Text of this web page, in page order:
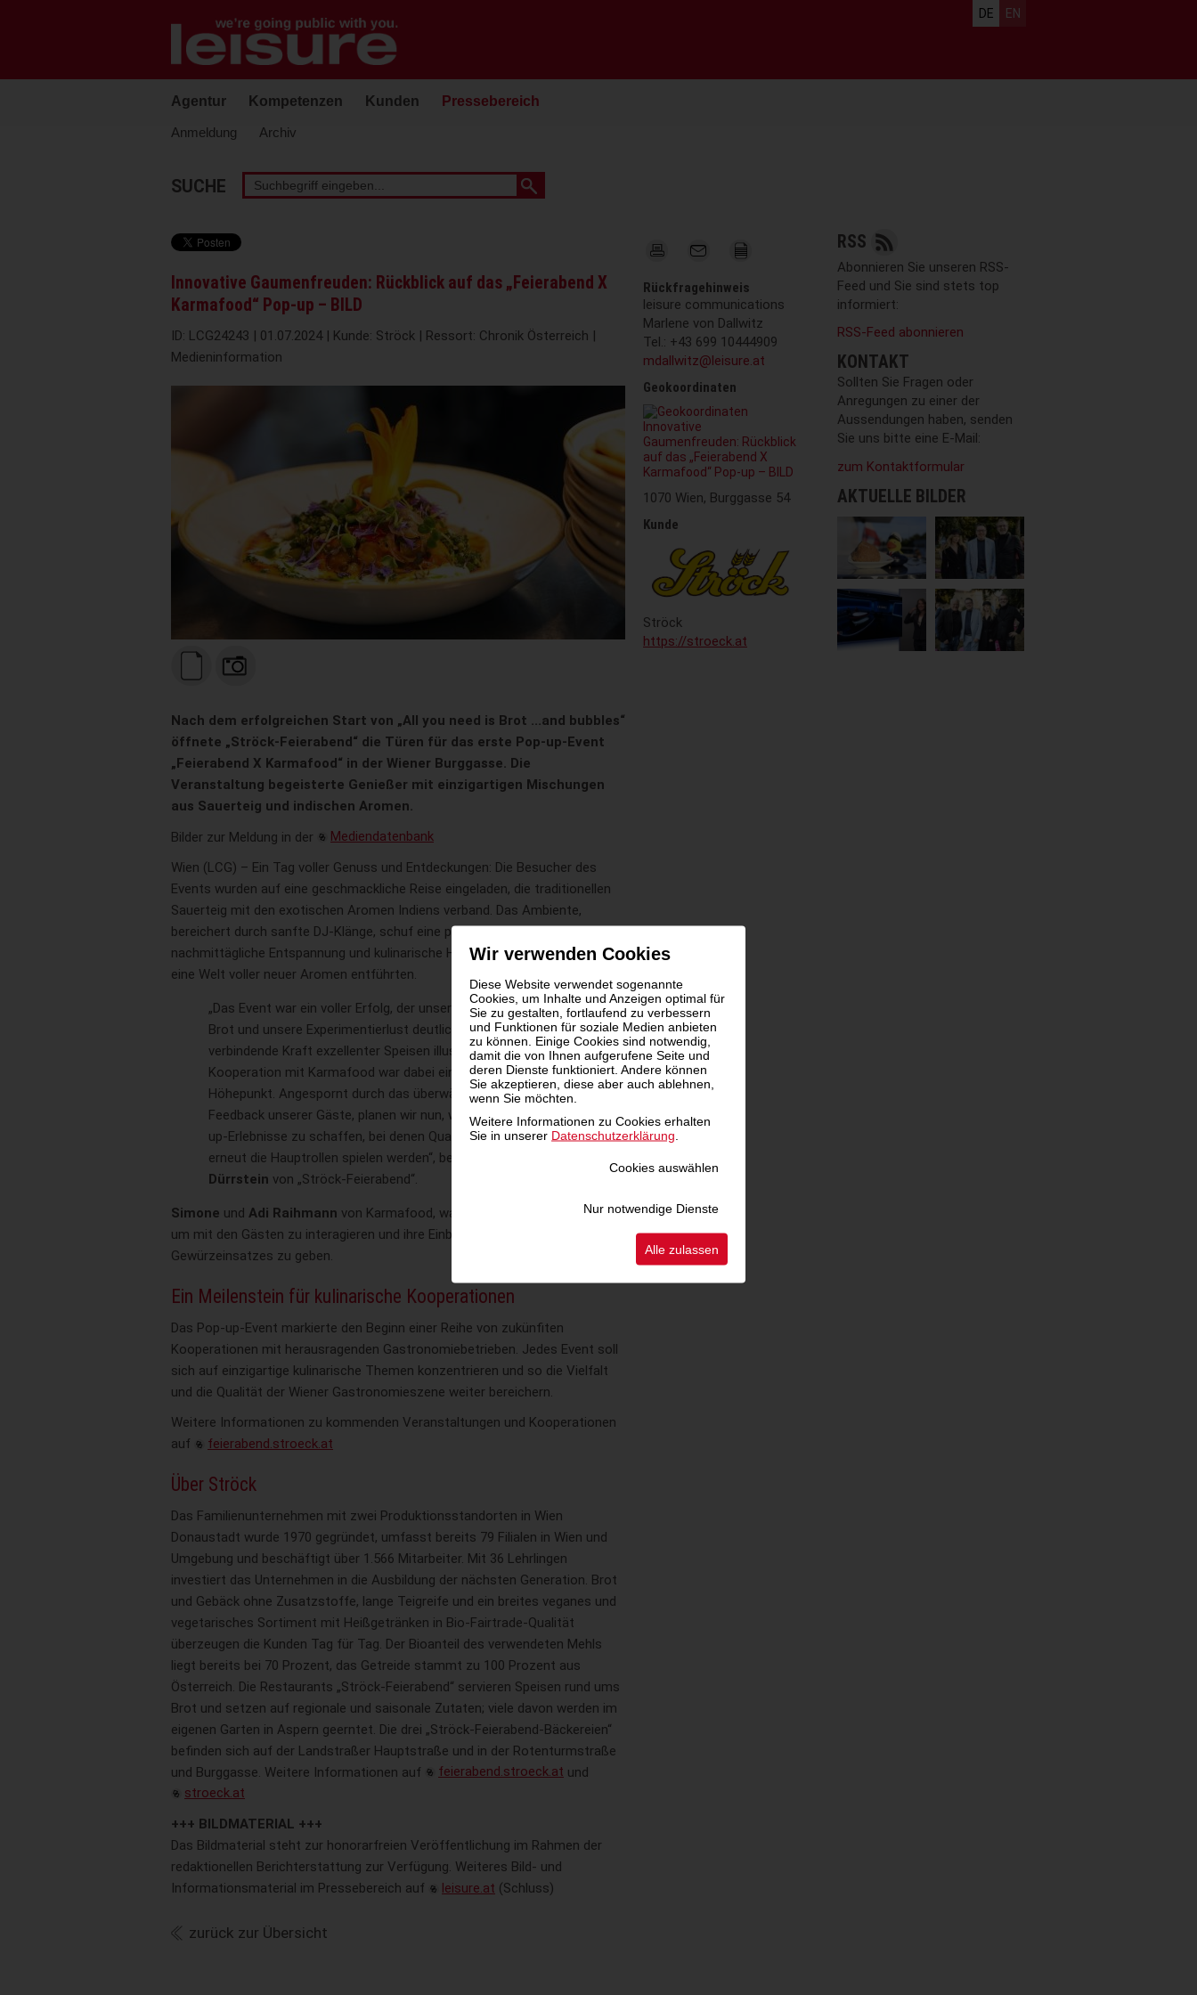
Wir verwenden Cookies
Diese Website verwendet sogenannte
Cookies, um Inhalte und Anzeigen optimal für
Sie zu gestalten, fortlaufend zu verbessern
und Funktionen für soziale Medien anbieten
zu können. Einige Cookies sind notwendig,
damit die von Ihnen aufgerufene Seite und
deren Dienste funktioniert. Andere können
Sie akzeptieren, diese aber auch ablehnen,
wenn Sie möchten.
Weitere Informationen zu Cookies erhalten
Sie in unserer Datenschutzerklärung
Cookies auswählen
Nur notwendige Dienste
Alle zulassen
Bedienung
der
Webseite
Sprachauswahl
DE EN
Agentur Kompetenzen Kunden Pressebereich
Anmeldung Archiv
Stichwortsuche
SUCHE
Innovative Gaumenfreuden: Rückblick auf das „Feierabend X
Karmafood“ Pop-up – BILD
ID: LCG24243 | 01.07.2024 | Kunde: Ströck | Ressort: Chronik Österreich |
Medieninformation
Nach dem erfolgreichen Start von „All you need is Brot ...and bubbles“
öffnete „Ströck-Feierabend“ die Türen für das erste Pop-up-Event
„Feierabend X Karmafood“ in der Wiener Burggasse. Die
Veranstaltung begeisterte Genießer mit einzigartigen Mischungen
aus Sauerteig und indischen Aromen.
Bilder zur Meldung in der
Mediendatenbank
Wien (LCG) – Ein Tag voller Genuss und Entdeckungen: Die Besucher des
Events wurden auf eine geschmackliche Reise eingeladen, die traditionellen
Sauerteig mit den exotischen Aromen Indiens verband. Das Ambiente,
bereichert durch sanfte DJ-Klänge, schuf eine perfekte Kulisse für eine
nachmittägliche Entspannung und kulinarische Höhepunkte, die die Gäste in
eine Welt voller neuer Aromen entführten.
„Das Event war ein voller Erfolg, der unsere Begeisterung für
Brot und unsere Experimentierlust deutlich machte, sowie die
verbindende Kraft exzellenter Speisen illustrierte. Die
Kooperation mit Karmafood war dabei ein besonderer
Höhepunkt. Angespornt durch das überwältigend positive
Feedback unserer Gäste, planen wir nun, weitere innovative Pop-
up-Erlebnisse zu schaffen, bei denen Qualität und Kreativität
erneut die Hauptrollen spielen werden“, berichtet
Dürrstein von „Ströck-Feierabend“.
Simone und Adi Raihmann von Karmafood, waren persönlich anwesend,
um mit den Gästen zu interagieren und ihre Einblicke in die Kunst des
Gewürzeinsatzes zu geben.
Ein Meilenstein für kulinarische Kooperationen
Das Pop-up-Event markierte den Beginn einer Reihe von zukünfiten
Kooperationen mit herausragenden Gastronomiebetrieben. Jedes Event soll
sich auf einzigartige kulinarische Themen konzentrieren und so die Vielfalt
und die Qualität der Wiener Gastronomieszene weiter bereichern.
Weitere Informationen zu kommenden Veranstaltungen und Kooperationen
auf
feierabend.stroeck.at
Über Ströck
Das Familienunternehmen mit zwei Produktionsstandorten in Wien
Donaustadt wurde 1970 gegründet, umfasst bereits 79 Filialen in Wien und
Umgebung und beschäftigt über 1.566 Mitarbeiter. Mit 36 Lehrlingen
investiert das Unternehmen in die Ausbildung der nächsten Generation. Brot
und Gebäck ohne Zusatzstoffe, lange Teigreife und ein breites veganes und
vegetarisches Sortiment mit Heißgetränken in Bio-Fairtrade-Qualität
überzeugen die Kunden Tag für Tag. Der Bioanteil des verwendeten Mehls
liegt bereits bei 70 Prozent, das Getreide stammt zu 100 Prozent aus
Österreich. Die Restaurants „Ströck-Feierabend“ servieren Speisen rund ums
Brot und setzen auf regionale und saisonale Zutaten; viele davon werden im
eigenen Garten in Aspern geerntet. Die drei „Ströck-Feierabend-Bäckereien“
befinden sich auf der Landstraßer Hauptstraße und in der Rotenturmstraße
und Burggasse. Weitere Informationen auf
feierabend.stroeck.at und
stroeck.at
+++ BILDMATERIAL +++
Das Bildmaterial steht zur honorarfreien Veröffentlichung im Rahmen der
redaktionellen Berichterstattung zur Verfügung. Weiteres Bild- und
Informationsmaterial im Pressebereich auf
leisure.at (Schluss)
zurück zur Übersicht
Rückfragehinweis
leisure communications
Marlene von Dallwitz
Tel.: +43 699 10444909
mdallwitz@leisure.at
Geokoordinaten
1070 Wien, Burggasse 54
Kunde
Ströck
https://stroeck.at
RSS
Abonnieren Sie unseren RSS-
Feed und Sie sind stets top
informiert:
RSS-Feed abonnieren
KONTAKT
Sollten Sie Fragen oder
Anregungen zu einer der
Aussendungen haben, senden
Sie uns bitte eine E-Mail:
zum Kontaktformular
AKTUELLE BILDER